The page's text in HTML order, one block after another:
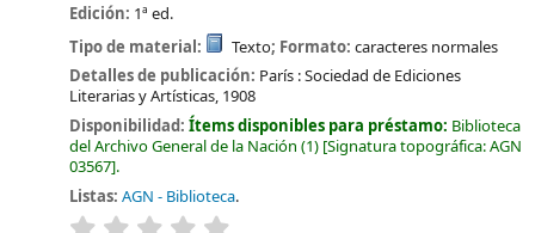
Edición: 1ª ed.
Tipo de material:
Texto; Formato: caracteres normales
Detalles de publicación: París :Sociedad de Ediciones
Literarias y Artísticas, 1908
Disponibilidad:Ítems disponibles para préstamo: Biblioteca
del Archivo General de la Nación (1) Signatura topográfica:AGN
03567 .
Listas: AGN - Biblioteca.
valoración